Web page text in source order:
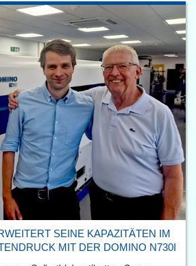
SEINE KAPAZITÄTEN IM
MIT DER DOMINO N730I